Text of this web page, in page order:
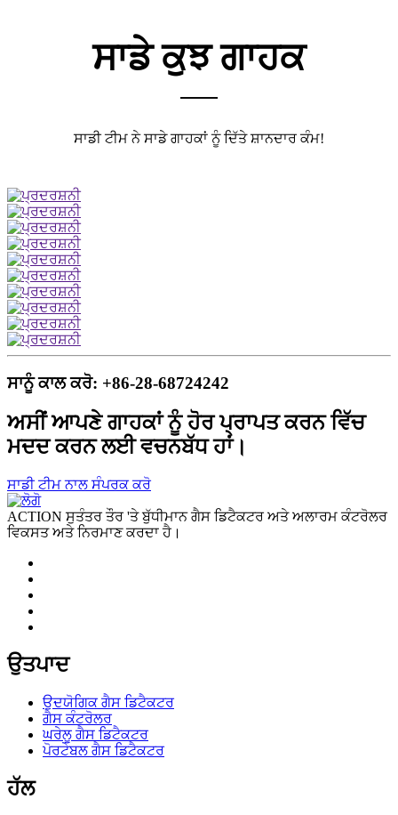
ਸਾਡੇ ਕੁਝ ਗਾਹਕ
ਸਾਡੀ ਟੀਮ ਨੇ ਸਾਡੇ ਗਾਹਕਾਂ ਨੂੰ ਦਿੱਤੇ ਸ਼ਾਨਦਾਰ ਕੰਮ!
ਸਾਨੂੰ ਕਾਲ ਕਰੋ: +86-28-68724242
ਅਸੀਂ ਆਪਣੇ ਗਾਹਕਾਂ ਨੂੰ ਹੋਰ ਪ੍ਰਾਪਤ ਕਰਨ ਵਿੱਚ
ਮਦਦ ਕਰਨ ਲਈ ਵਚਨਬੱਧ ਹਾਂ।
ਸਾਡੀ ਟੀਮ ਨਾਲ ਸੰਪਰਕ ਕਰੋ
ACTION ਸੁਤੰਤਰ ਤੌਰ 'ਤੇ ਬੁੱਧੀਮਾਨ ਗੈਸ ਡਿਟੈਕਟਰ ਅਤੇ ਅਲਾਰਮ ਕੰਟਰੋਲਰ
ਵਿਕਸਤ ਅਤੇ ਨਿਰਮਾਣ ਕਰਦਾ ਹੈ।
ਉਤਪਾਦ
ਉਦਯੋਗਿਕ ਗੈਸ ਡਿਟੈਕਟਰ
ਗੈਸ ਕੰਟਰੋਲਰ
ਘਰੇਲੂ ਗੈਸ ਡਿਟੈਕਟਰ
ਪੋਰਟੇਬਲ ਗੈਸ ਡਿਟੈਕਟਰ
ਹੱਲ